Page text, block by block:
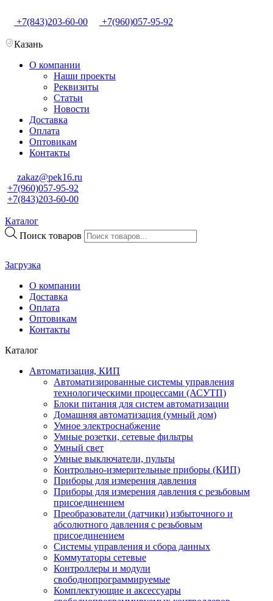
+7(843)203-60-00 +7(960)057-95-92
Казань
О компании
Наши проекты
Реквизиты
Статьи
Новости
Доставка
Оплата
Оптовикам
Контакты
zakaz@pek16.ru
+7(960)057-95-92
+7(843)203-60-00
Каталог
Поиск товаров
Загрузка
О компании
Доставка
Оплата
Оптовикам
Контакты
Каталог
Автоматизация, КИП
Автоматизированные системы управления
технологическими процессами (АСУТП)
Блоки питания для систем автоматизации
Домашняя автоматизация (умный дом)
Умное электроснабжение
Умные розетки, сетевые фильтры
Умный свет
Умные выключатели, пульты
Контрольно-измерительные приборы (КИП)
Приборы для измерения давления
Приборы для измерения давления с резьбовым
присоединением
Преобразователи (датчики) избыточного и
абсолютного давления с резьбовым
присоединением
Системы управления и сбора данных
Коммутаторы сетевые
Контроллеры и модули
свободнопрограммируемые
Комплектующие и аксессуары